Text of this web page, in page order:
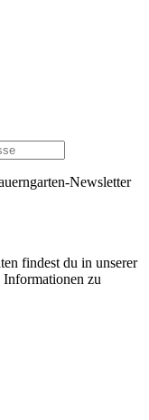
Newsletter
findest du in unserer
zu